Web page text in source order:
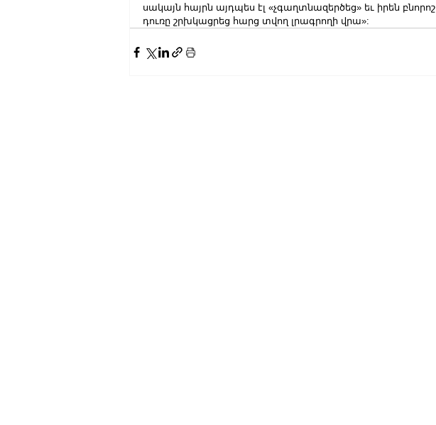
սակայն հայրն այդպես էլ «չգաղտնազերծեց» եւ իրեն
դուռը շրխկացրեց հարց տվող լրագրողի վրա»: